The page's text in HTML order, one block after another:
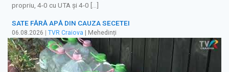
propriu, 4-0 cu UTA și 4-0 […]
SATE FĂRĂ APĂ DIN CAUZA SECETEI
06.08.2026 | TVR Craiova | Mehedinți